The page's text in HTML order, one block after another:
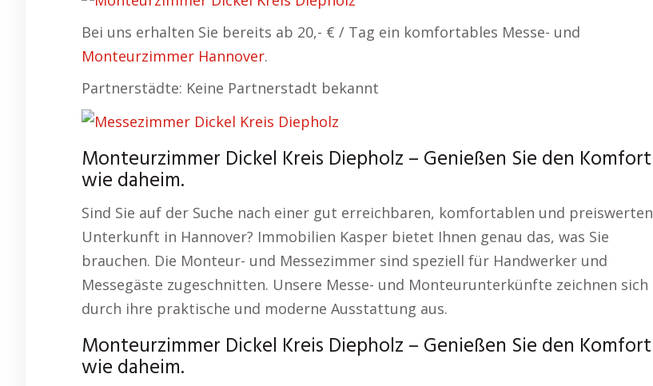
Bei uns erhalten Sie bereits ab 20,- € / Tag ein komfortables Messe- und
Monteurzimmer Hannover.
Partnerstädte: Keine Partnerstadt bekannt
Monteurzimmer Dickel Kreis Diepholz – Genießen Sie den Komfort
wie daheim.
Sind Sie auf der Suche nach einer gut erreichbaren, komfortablen und preiswerten
Unterkunft in Hannover? Immobilien Kasper bietet Ihnen genau das, was Sie
brauchen. Die Monteur- und Messezimmer sind speziell für Handwerker und
Messegäste zugeschnitten. Unsere Messe- und Monteurunterkünfte zeichnen sich
durch ihre praktische und moderne Ausstattung aus.
Monteurzimmer Dickel Kreis Diepholz – Genießen Sie den Komfort
wie daheim.